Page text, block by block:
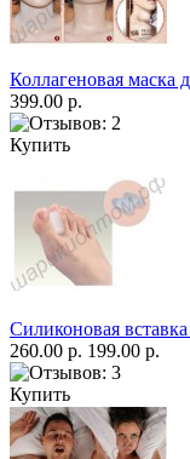
Коллагеновая маска
399.00 р.
Купить
Силиконовая
260.00 р. 199.00 р.
Купить